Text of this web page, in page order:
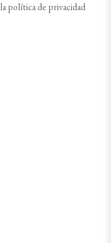
la política de privacidad